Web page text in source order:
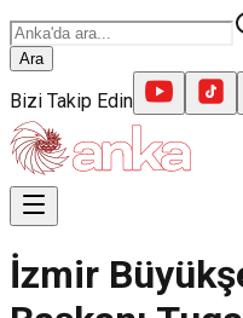
Ara
Bizi Takip Edin
İzmir